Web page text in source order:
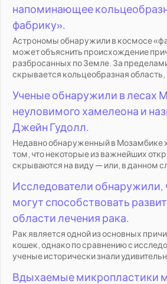
напоминающее
фабрику».
Астрономы обнаружили в космосе
может объяснить происхождение
разбросанных по Земле. За
скрывается кольцеобразная область,
Ученые обнаружили в лесах
неуловимого хамелеона и
Джейн Гудолл.
Недавно обнаруженный в Мозамбике
том, что некоторые из важнейших
скрываются на виду — или, в данном
Исследователи
могут способствовать
области лечения рака.
Рак является одной из основных
кошек, однако по сравнению с
ученые исторически знали
Вдыхаемые микропластики